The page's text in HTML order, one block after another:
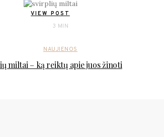
VIEW POST
3 MIN
NAUJIENOS
miltai – ką reiktų apie juos žinoti